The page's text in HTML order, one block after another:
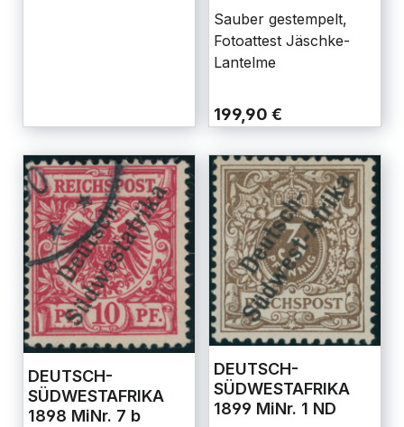
Sauber gestempelt,
Fotoattest Jäschke-
Lantelme
199,90 €
DEUTSCH-
SÜDWESTAFRIKA
1898 MiNr. 7 b
DEUTSCH-
SÜDWESTAFRIKA
1899 MiNr. 1 ND